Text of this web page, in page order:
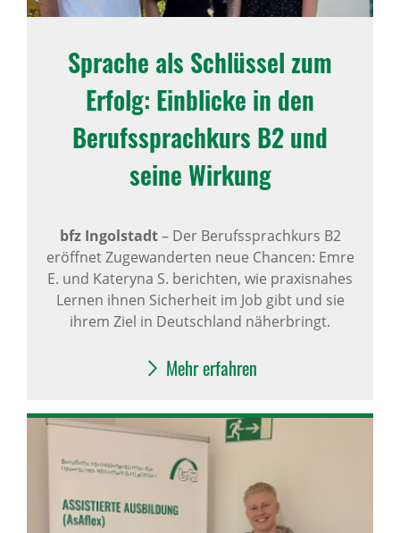
Sprache als Schlüssel zum
Erfolg: Einblicke in den
Berufs­sprach­kurs B2 und
seine Wirkung
bfz Ingolstadt–Der Berufssprachkurs B2
eröffnet Zugewanderten neue Chancen: Emre
E. und Kateryna S. berichten, wie praxisnahes
Lernen ihnen Sicherheit im Job gibt und sie
ihrem Ziel in Deutschland näherbringt.
Mehr erfahren